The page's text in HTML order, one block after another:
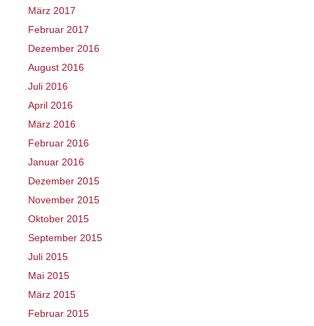
März 2017
Februar 2017
Dezember 2016
August 2016
Juli 2016
April 2016
März 2016
Februar 2016
Januar 2016
Dezember 2015
November 2015
Oktober 2015
September 2015
Juli 2015
Mai 2015
März 2015
Februar 2015